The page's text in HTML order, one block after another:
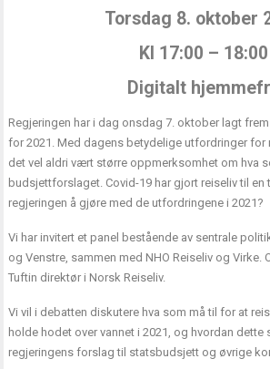
Torsdag 8. oktober
Kl 17:00 – 18:00
Digitalt
Regjeringen har i dag onsdag 7. oktober lagt
for 2021. Med dagens betydelige utfordringer for
det vel aldri vært større oppmerksomhet om hva
budsjettforslaget. Covid-19 har gjort reiseliv til en
regjeringen å gjøre med de utfordringene i 2021?
Vi har invitert et panel bestående av sentrale
og Venstre, sammen med NHO Reiseliv og Virke.
Tuftin direktør i Norsk Reiseliv.
Vi vil i debatten diskutere hva som må til for at
holde hodet over vannet i 2021, og hvordan dette
regjeringens forslag til statsbudsjett og øvrige